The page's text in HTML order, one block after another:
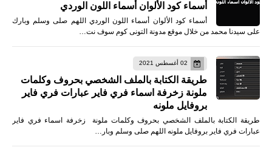
أسماء كود الألوان أسماء اللون الوردي
أسماء كود الألوان أسماء اللون الوردي اللهم صلى وسلم وبارك
على سيدنا محمد من خلال موقع مدونة التونى كوم سوف نت…
02 أغسطس 2021
طريقة الكتابة بالملف الشخصي بحروف وكلمات
ملونة زخرفة اسماء فري فاير عبارات فري فاير
بروفايل ملونه
طريقة الكتابة بالملف الشخصي بحروف وكلمات ملونة زخرفة اسماء فري فاير
عبارات فري فاير بروفايل ملونه اللهم صلى وسلم وبار…